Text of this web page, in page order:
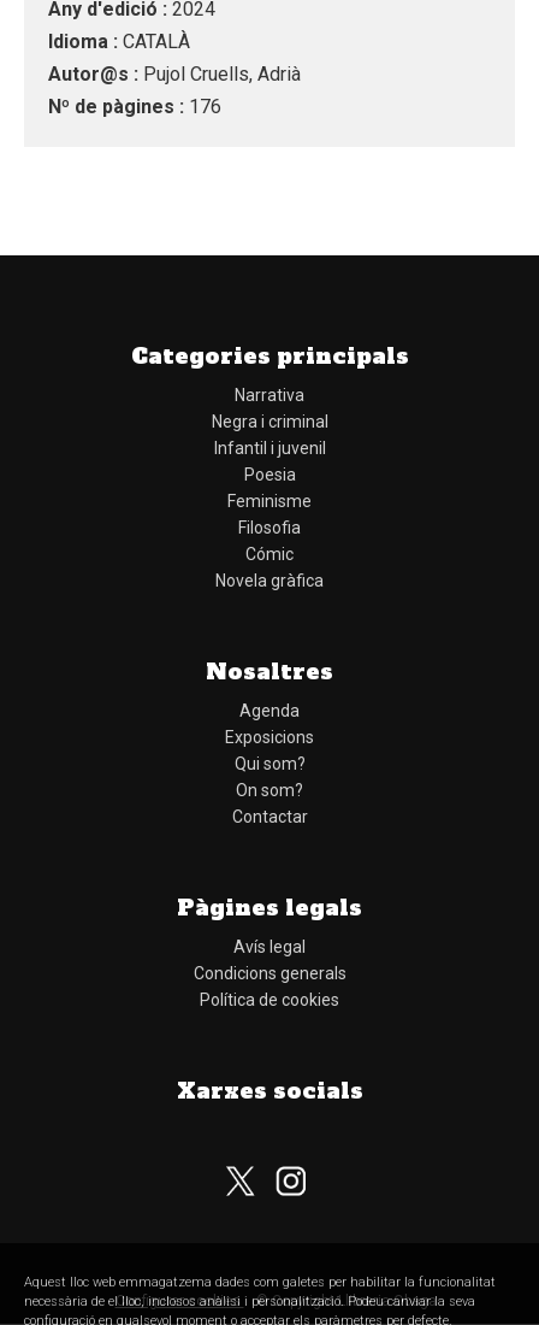
Any d'edició : 2024
Idioma : CATALÀ
Autor@s : Pujol Cruells, Adrià
Nº de pàgines : 176
Categories principals
Narrativa
Negra i criminal
Infantil i juvenil
Poesia
Feminisme
Filosofia
Cómic
Novela gràfica
Nosaltres
Agenda
Exposicions
Qui som?
On som?
Contactar
Pàgines legals
Avís legal
Condicions generals
Política de cookies
Xarxes socials
Configurar cookies © Copyright Llibreria Obaga
Aquest lloc web emmagatzema dades com galetes per habilitar la funcionalitat
necessària de el lloc, inclosos anàlisi i personalització. Podeu canviar la seva
configuració en qualsevol moment o acceptar els paràmetres per defecte.